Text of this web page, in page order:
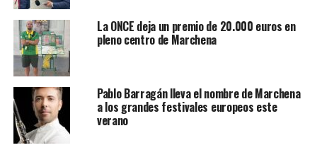
La ONCE deja un premio de 20.000 euros en
pleno centro de Marchena
Pablo Barragán lleva el nombre de Marchena
a los grandes festivales europeos este
verano